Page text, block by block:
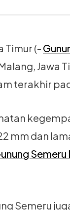
Timur (-
Jawa
terakhir
mm dan
Semeru